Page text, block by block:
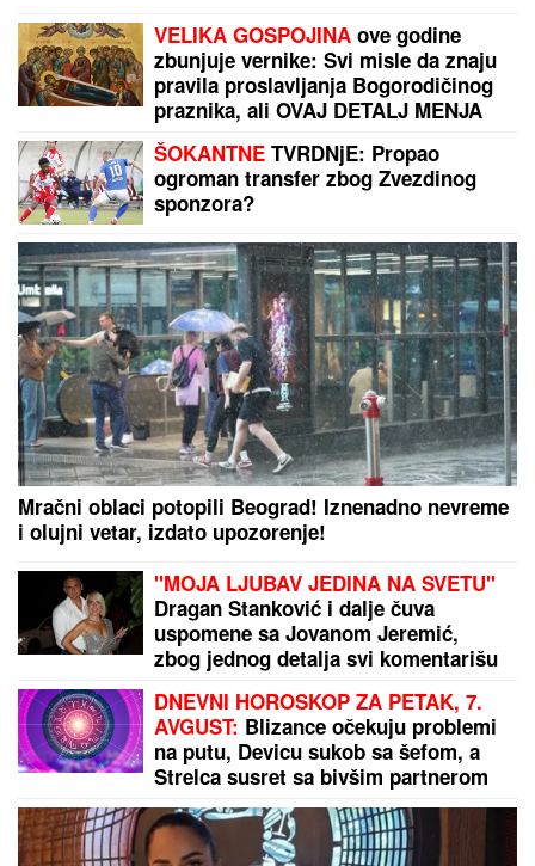
VELIKA GOSPOJINA ove godine
zbunjuje vernike: Svi misle da znaju
pravila proslavljanja Bogorodičinog
praznika, ali OVAJ DETALJ MENJA
SVE
ŠOKANTNE TVRDNjE: Propao
ogroman transfer zbog Zvezdinog
sponzora?
Mračni oblaci potopili Beograd! Iznenadno nevreme
i olujni vetar, izdato upozorenje!
"MOJA LJUBAV JEDINA NA SVETU"
Dragan Stanković i dalje čuva
uspomene sa Jovanom Jeremić,
zbog jednog detalja svi komentarišu
DNEVNI HOROSKOP ZA PETAK, 7.
AVGUST: Blizance očekuju problemi
na putu, Devicu sukob sa šefom, a
Strelca susret sa bivšim partnerom